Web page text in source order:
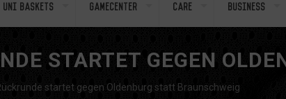
Uni Baskets Gamecenter Care Business
STARTET GEGEN
startet gegen Oldenburg statt Braunschweig